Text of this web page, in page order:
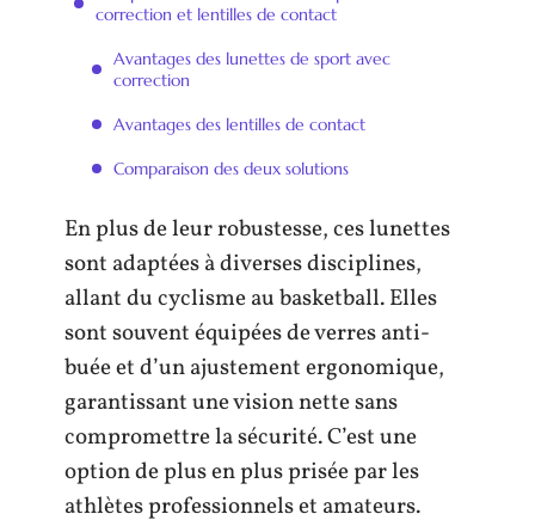
correction et lentilles de contact
Avantages des lunettes de sport avec
correction
Avantages des lentilles de contact
Comparaison des deux solutions
En plus de leur robustesse, ces lunettes
sont adaptées à diverses disciplines,
allant du cyclisme au basketball. Elles
sont souvent équipées de verres anti-
buée et d’un ajustement ergonomique,
garantissant une vision nette sans
compromettre la sécurité. C’est une
option de plus en plus prisée par les
athlètes professionnels et amateurs.